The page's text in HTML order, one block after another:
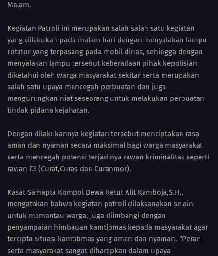
Malam.
Kegiatan Patroli ini merupakan salah salah satu kegiatan
yang dilakukan pada malam hari dengan menyalakan lampu
rotator yang terpasang pada mobil dinas, sehingga dengan
menyalakan lampu tersebut keberadaan pihak kepolisian
diketahui oleh warga masyarakat sekitar serta merupakan
salah satu upaya mencegah perbuatan dan juga
mengurungkan niat seseorang untuk melakukan perbuatan
tindak pidana kejahatan.
Dengan dilakukannya kegiatan tersebut menciptakan rasa
aman dan nyaman secara maksimal bagi warga masyarakat
serta mencegah potensi terjadinya rawan kriminalitas seperti
rawan C3 (Curat,Curas dan Curanmor).
Kasat Samapta Kompol Dewa Ketut Alit Kamboja,S.H.,
mengatakan bahwa kegiatan patroli dilaksanakan selain
untuk memantau warga, juga diimbangi dengan
penyampaian himbauan kamtibmas kepada masyarakat agar
tercipta situasi kamtibmas yang aman dan nyaman. “Peran
serta masyarakat sangat diharapkan dalam upaya